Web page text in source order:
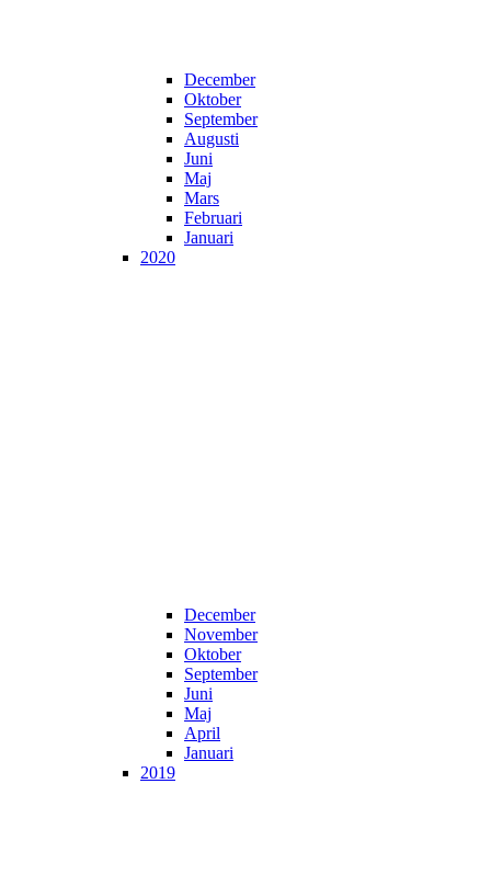
December
Oktober
September
Augusti
Juni
Maj
Mars
Februari
Januari
2020
December
November
Oktober
September
Juni
Maj
April
Januari
2019